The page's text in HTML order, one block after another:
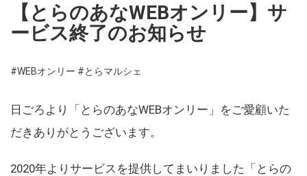
【とらのあなWEBオンリー】サ
ービス終了のお知らせ
#WEBオンリー #とらマルシェ
日ごろより「とらのあなWEBオンリー」をご愛顧いた
だきありがとうございます。
2020年よりサービスを提供してまいりました「とらの